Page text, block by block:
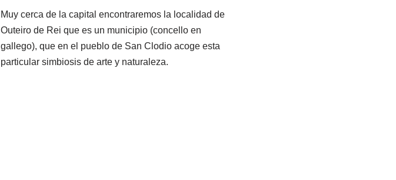
Muy cerca de la capital encontraremos la localidad de
Outeiro de Rei que es un municipio (concello en
gallego), que en el pueblo de San Clodio acoge esta
particular simbiosis de arte y naturaleza.